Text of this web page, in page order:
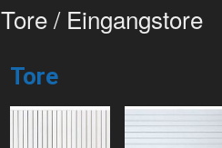
Tore / Eingangstore
Tore